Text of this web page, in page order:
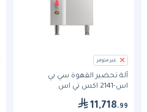
غير متوفر
آلة تحضير القهوة سي بي
اس-2141 اكس تي اس
الاوتوماتيكية بوحدة واحدة من
فتكو11,718.99